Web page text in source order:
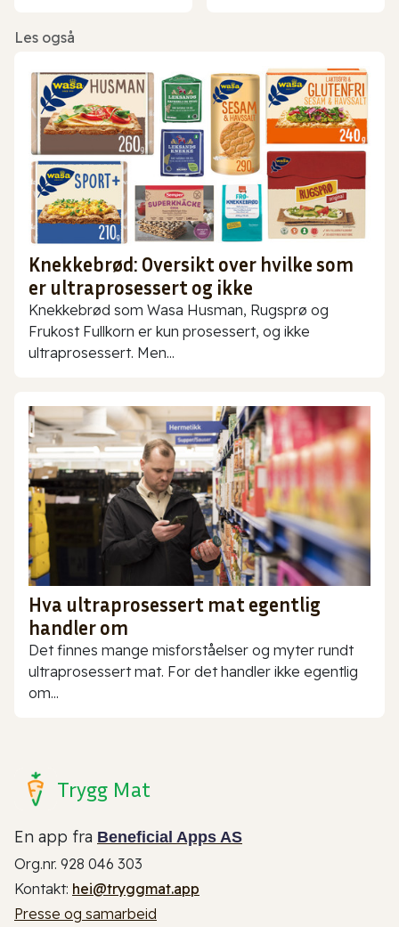
Les også
Knekkebrød: Oversikt over hvilke som
er ultraprosessert og ikke
Knekkebrød som Wasa Husman, Rugsprø og
Frukost Fullkorn er kun prosessert, og ikke
ultraprosessert. Men...
Hva ultraprosessert mat egentlig
handler om
Det finnes mange misforståelser og myter rundt
ultraprosessert mat. For det handler ikke egentlig
om...
Trygg Mat
En app fra Beneficial Apps AS
Org.nr. 928 046 303
Kontakt: hei@tryggmat.app
Presse og samarbeid